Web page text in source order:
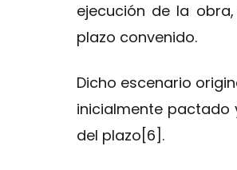
ejecución de la
plazo convenido.
Dicho escenario
inicialmente pactado
del plazo[6].